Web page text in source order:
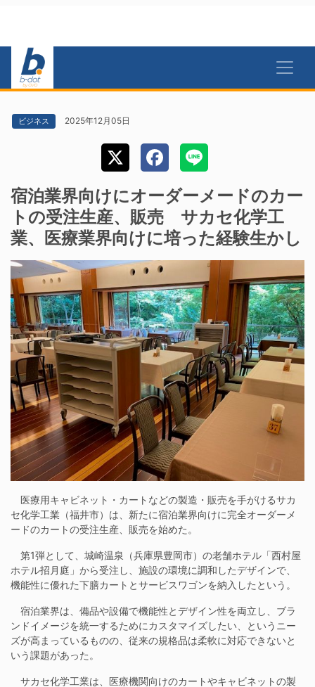
ビジネス 2025年12月05日
宿泊業界向けにオーダーメードのカー
トの受注生産、販売 サカセ化学工
業、医療業界向けに培った経験生かし
医療用キャビネット・カートなどの製造・販売を手がけるサカ
セ化学工業（福井市）は、新たに宿泊業界向けに完全オーダーメ
ードのカートの受注生産、販売を始めた。
第1弾として、城崎温泉（兵庫県豊岡市）の老舗ホテル「西村屋
ホテル招月庭」から受注し、施設の環境に調和したデザインで、
機能性に優れた下膳カートとサービスワゴンを納入したという。
宿泊業界は、備品や設備で機能性とデザイン性を両立し、ブラ
ンドイメージを統一するためにカスタマイズしたい、というニー
ズが高まっているものの、従来の規格品は柔軟に対応できないと
いう課題があった。
サカセ化学工業は、医療機関向けのカートやキャビネットの製